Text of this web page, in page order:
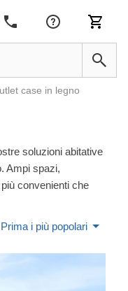
case in legno
soluzioni abitative
Ampi spazi,
convenienti che
Prima i più popolari